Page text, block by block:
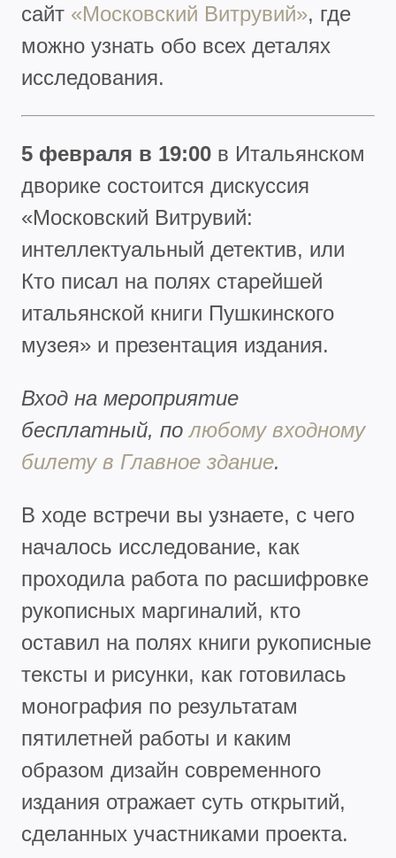
сайт «Московский Витрувий», где
можно узнать обо всех деталях
исследования.
5 февраля в 19:00 в Итальянском
дворике состоится дискуссия
«Московский Витрувий:
интеллектуальный детектив, или
Кто писал на полях старейшей
итальянской книги Пушкинского
музея» и презентация издания.
Вход на мероприятие
бесплатный, полюбому входному
билету в Главное здание.
В ходе встречи вы узнаете, с чего
началось исследование, как
проходила работа по расшифровке
рукописных маргиналий, кто
оставил на полях книги рукописные
тексты и рисунки, как готовилась
монография по результатам
пятилетней работы и каким
образом дизайн современного
издания отражает суть открытий,
сделанных участниками проекта.